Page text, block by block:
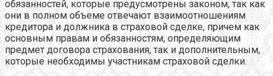
обязанностей, которые предусмотрены законом, так как
они в полном объеме отвечают взаимоотношениям
кредитора и должника в страховой сделке, причем как
основным правам и обязанностям, определяющим
предмет договора страхования, так и дополнительным,
которые необходимы участникам страховой сделки.